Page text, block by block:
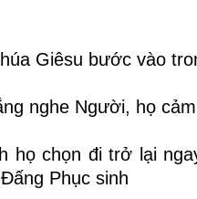
Giêsu bước vào
nghe Người, họ
họ chọn đi trở lại
Phục sinh